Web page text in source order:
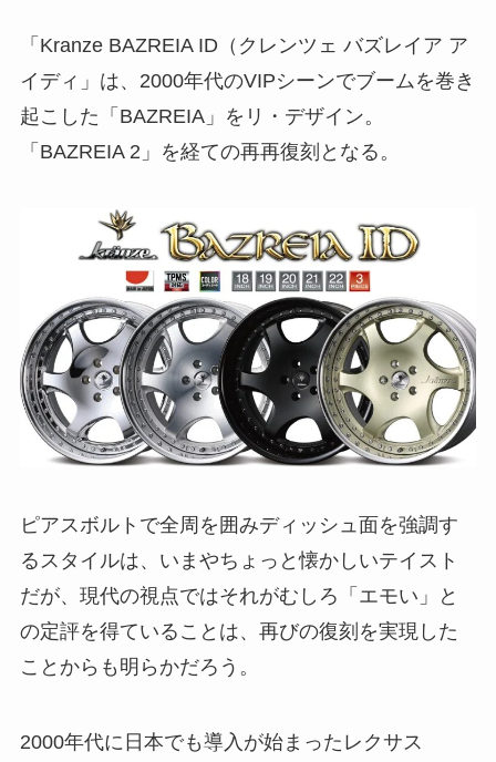
「Kranze BAZREIA ID（クレンツェ バズレイア ア
イディ」は、2000年代のVIPシーンでブームを巻き
起こした「BAZREIA」をリ・デザイン。
「BAZREIA 2」を経ての再再復刻となる。
ピアスボルトで全周を囲みディッシュ面を強調す
るスタイルは、いまやちょっと懐かしいテイスト
だが、現代の視点ではそれがむしろ「エモい」と
の定評を得ていることは、再びの復刻を実現した
ことからも明らかだろう。
2000年代に日本でも導入が始まったレクサス